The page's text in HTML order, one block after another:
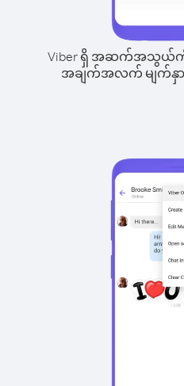
Viber ရှိ အဆက်အသွယ်ကို
အချက်အလက် မျက်နှာပ